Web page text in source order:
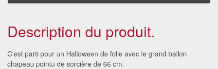
Description du produit.
C'est parti pour un Halloween de folie avec le grand ballon
chapeau pointu de sorcière de 66 cm.